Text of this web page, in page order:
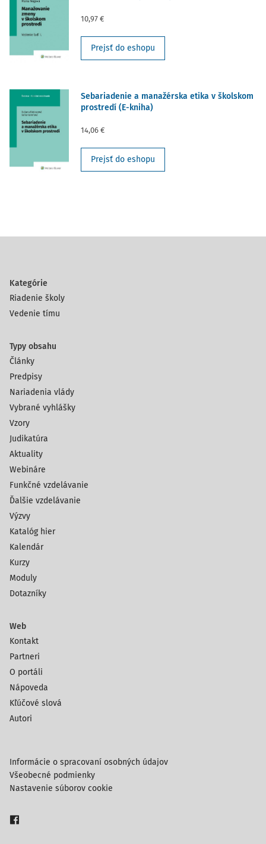
10,97 €
Prejsť do eshopu
Sebariadenie a manažérska etika v školskom
prostredí (E-kniha)
14,06 €
Prejsť do eshopu
Kategórie
Riadenie školy
Vedenie tímu
Typy obsahu
Články
Predpisy
Nariadenia vlády
Vybrané vyhlášky
Vzory
Judikatúra
Aktuality
Webináre
Funkčné vzdelávanie
Ďalšie vzdelávanie
Výzvy
Katalóg hier
Kalendár
Kurzy
Moduly
Dotazníky
Web
Kontakt
Partneri
O portáli
Nápoveda
Kľúčové slová
Autori
Informácie o spracovaní osobných údajov
Všeobecné podmienky
Nastavenie súborov cookie